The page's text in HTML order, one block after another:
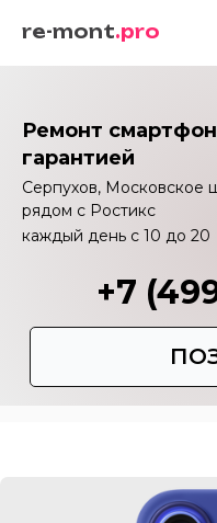
re-mont.pro
+7
каждый день с 10 до 20
Ремонт
гарантией
Серпухов, Московское
рядом с Ростикс